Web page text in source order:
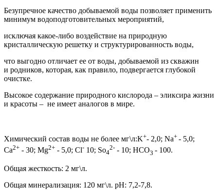
Безупречное качество добываемой воды позволяет применить
минимум водоподготовительных мероприятий,
исключая какое-либо воздействие на природную
кристаллическую решетку и структурированность воды,
что выгодно отличает ее от воды, добываемой из скважин
и родников, которая, как правило, подвергается глубокой
очистке.
Высокое содержание природного кислорода – эликсира жизни
и красоты – не имеет аналогов в мире.
Химический состав воды не более мг\л:K+- 2,0; Na+ - 5,0;
Ca2+ - 30; Mg2+ - 5,0; Cl- 10; So4
2- - 10; HCO3 - 100.
Общая жесткость: 2 мг\л.
Общая минерализация: 120 мг\л. pH: 7,2-7,8.